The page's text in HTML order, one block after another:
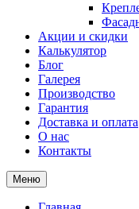
Акции и скидки
Калькулятор
Блог
Галерея
Производство
Гарантия
Доставка и оплата
О нас
Контакты
Меню